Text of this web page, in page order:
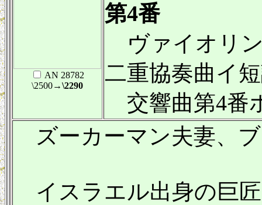
AN 28782
\2500→\2290
第4番
ヴァイオリ
二重協奏曲イ
交響曲第4番
ズーカーマン夫妻、
イスラエル出身の巨